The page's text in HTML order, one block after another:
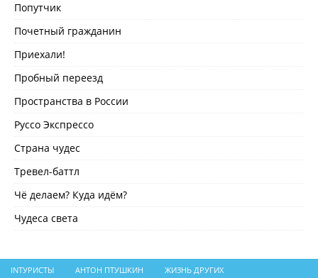
Попутчик
Почетный гражданин
Приехали!
Пробный переезд
Пространства в России
Руссо Экспрессо
Страна чудес
Тревел-баттл
Чё делаем? Куда идём?
Чудеса света
INТУРИСТЫ АНТОН ПТУШКИН ЖИЗНЬ ДРУГИХ